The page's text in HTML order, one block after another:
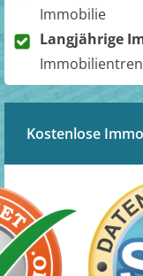
Immobilie
Langjährige
Kostenlose